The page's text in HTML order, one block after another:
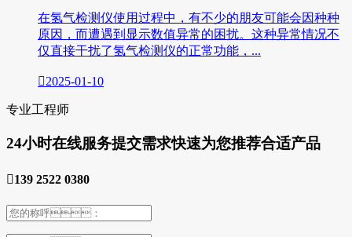
在氢气检测仪使用过程中，有不少的朋友可能会因种种
原因，而遭遇到显示数值异常的困扰。这种异常情况不
仅直接干扰了氢气检测仪的正常功能，...
2025-01-10
专业工程师
24小时在线服务提交需求快速为您推荐合适产品
139 2522 0380